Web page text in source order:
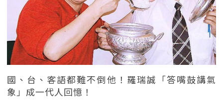
國、台、客語都難不倒他！羅瑞誠「答嘴鼓講氣
象」成一代人回憶！